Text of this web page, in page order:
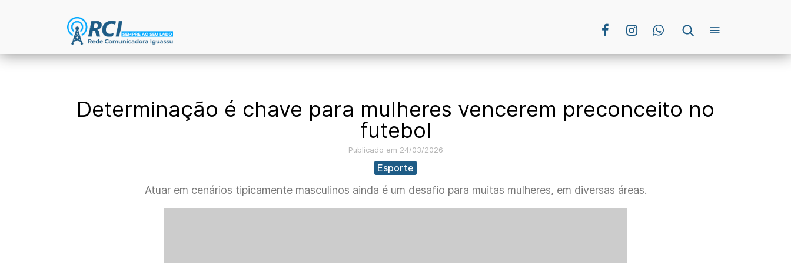
Determinação é chave para mulheres vencerem preconceito no
futebol
Publicado em 24/03/2026
Esporte
Atuar em cenários tipicamente masculinos ainda é um desafio para muitas mulheres, em diversas áreas.